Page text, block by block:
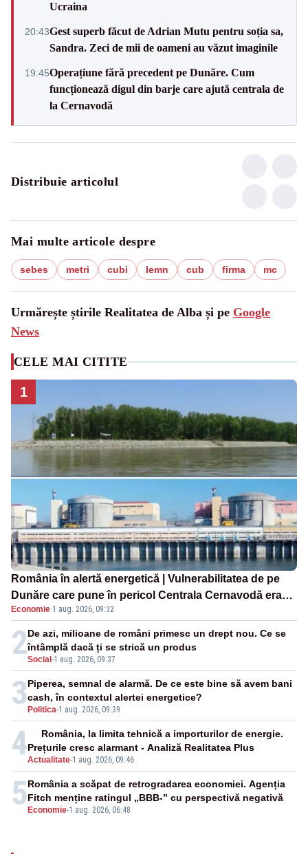
Ucraina
20:43Gest superb făcut de Adrian Mutu pentru soția sa,
Sandra. Zeci de mii de oameni au văzut imaginile
19:45Operațiune fără precedent pe Dunăre. Cum
funcționează digul din barje care ajută centrala de
la Cernavodă
Distribuie articolul
Mai multe articole despre
sebes metri cubi lemn cub firma mc
Urmărește știrile Realitatea de Alba și pe Google
News
CELE MAI CITITE
1
România în alertă energetică | Vulnerabilitatea de pe
Dunăre care pune în pericol Centrala Cernavodă era
cunoscută de pe vremea lui Ceaușescu
Economie·1 aug. 2026, 09:32
2Social -1 aug. 2026, 09:37
De azi, milioane de români primesc un drept nou. Ce se
întâmplă dacă ți se strică un produs
3 Politica-1 aug. 2026, 09:39
Piperea, semnal de alarmă. De ce este bine să avem bani
cash, în contextul alertei energetice?
4Actualitate-1 aug. 2026, 09:46
România, la limita tehnică a importurilor de energie.
Prețurile cresc alarmant - Analiză Realitatea Plus
5 Economie-1 aug. 2026, 06:48
România a scăpat de retrogradarea economiei. Agenția
Fitch menține ratingul „BBB-” cu perspectivă negativă